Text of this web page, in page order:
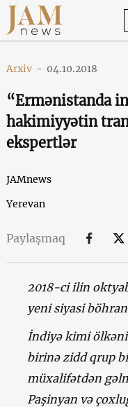
Arxiv - 04.10.2018
“Ermənistanda
hakimiyyətin
ekspertlər
JAMnews
Yerevan
Paylaşmaq
2018-ci ilin
yeni siyasi
İndiyə kimi
birinə zidd qrup
müxalifətdən
Paşinyan və